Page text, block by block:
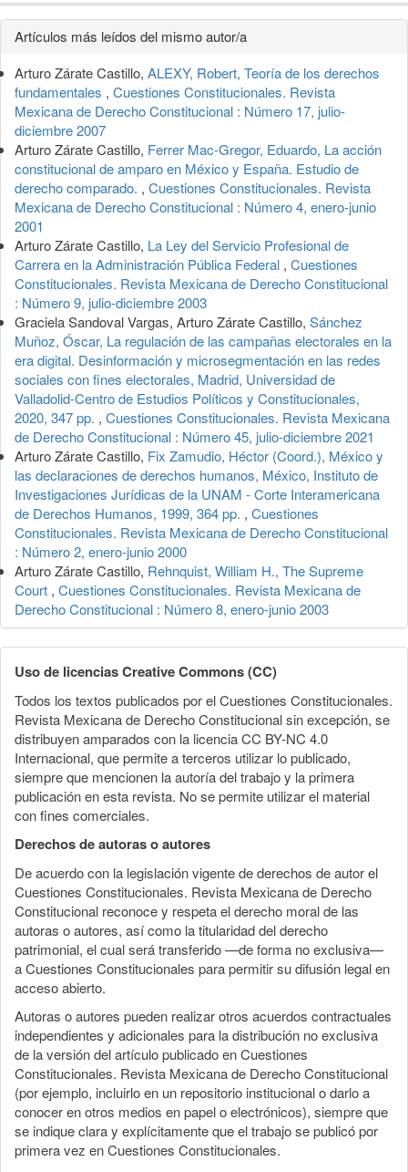
Detalles
del
artículo
Artículos más leídos del mismo autor/a
Arturo Zárate Castillo, ALEXY, Robert, Teoría de los derechos
fundamentales , Cuestiones Constitucionales. Revista
Mexicana de Derecho Constitucional : Número 17, julio-
diciembre 2007
Arturo Zárate Castillo, Ferrer Mac-Gregor, Eduardo, La acción
constitucional de amparo en México y España. Estudio de
derecho comparado. , Cuestiones Constitucionales. Revista
Mexicana de Derecho Constitucional : Número 4, enero-junio
2001
Arturo Zárate Castillo, La Ley del Servicio Profesional de
Carrera en la Administración Pública Federal , Cuestiones
Constitucionales. Revista Mexicana de Derecho Constitucional
: Número 9, julio-diciembre 2003
Graciela Sandoval Vargas, Arturo Zárate Castillo, Sánchez
Muñoz, Óscar, La regulación de las campañas electorales en la
era digital. Desinformación y microsegmentación en las redes
sociales con fines electorales, Madrid, Universidad de
Valladolid-Centro de Estudios Políticos y Constitucionales,
2020, 347 pp. , Cuestiones Constitucionales. Revista Mexicana
de Derecho Constitucional : Número 45, julio-diciembre 2021
Arturo Zárate Castillo, Fix Zamudio, Héctor (Coord.), México y
las declaraciones de derechos humanos, México, Instituto de
Investigaciones Jurídicas de la UNAM - Corte Interamericana
de Derechos Humanos, 1999, 364 pp. , Cuestiones
Constitucionales. Revista Mexicana de Derecho Constitucional
: Número 2, enero-junio 2000
Arturo Zárate Castillo, Rehnquist, William H., The Supreme
Court , Cuestiones Constitucionales. Revista Mexicana de
Derecho Constitucional : Número 8, enero-junio 2003
Uso de licencias Creative Commons (CC)
Todos los textos publicados por el Cuestiones Constitucionales.
Revista Mexicana de Derecho Constitucional sin excepción, se
distribuyen amparados con la licencia CC BY-NC 4.0
Internacional, que permite a terceros utilizar lo publicado,
siempre que mencionen la autoría del trabajo y la primera
publicación en esta revista. No se permite utilizar el material
con fines comerciales.
Derechos de autoras o autores
De acuerdo con la legislación vigente de derechos de autor el
Cuestiones Constitucionales. Revista Mexicana de Derecho
Constitucional reconoce y respeta el derecho moral de las
autoras o autores, así como la titularidad del derecho
patrimonial, el cual será transferido —de forma no exclusiva—
a Cuestiones Constitucionales para permitir su difusión legal en
acceso abierto.
Autoras o autores pueden realizar otros acuerdos contractuales
independientes y adicionales para la distribución no exclusiva
de la versión del artículo publicado en Cuestiones
Constitucionales. Revista Mexicana de Derecho Constitucional
(por ejemplo, incluirlo en un repositorio institucional o darlo a
conocer en otros medios en papel o electrónicos), siempre que
se indique clara y explícitamente que el trabajo se publicó por
primera vez en Cuestiones Constitucionales.